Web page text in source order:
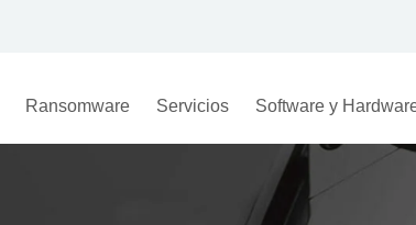
Ransomware Servicios Software y